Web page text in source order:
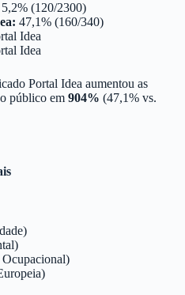
5,2% (120/2300)
47,1% (160/340)
Idea
Idea
Portal Idea aumentou as
público em 904% (47,1% vs.